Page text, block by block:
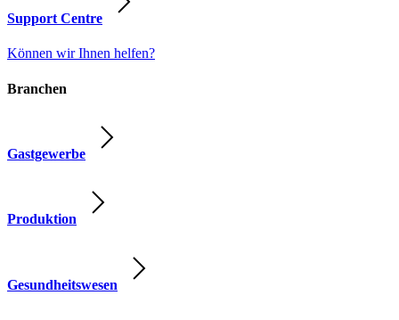
Support Centre
Können wir Ihnen helfen?
Branchen
Gastgewerbe
Produktion
Gesundheitswesen